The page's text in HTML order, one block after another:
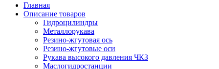
Главная
Описание товаров
Гидроцилиндры
Металлорукава
Резино-жгутовая ось
Резино-жгутовые оси
Рукава высокого давления ЧКЗ
Маслогидростанции